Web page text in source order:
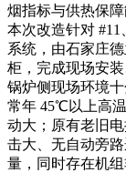
烟指标与供热保障
本次改造针对 #11
系统，由石家庄
柜，完成现场安装
锅炉侧现场环境
常年 45℃以上高
动大；原有老旧
击大、无自动旁
量，同时存在机组